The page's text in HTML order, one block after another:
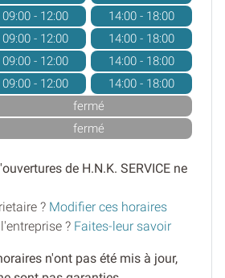
09:00 - 12:00
14:00 - 18:00
09:00 - 12:00
14:00 - 18:00
09:00 - 12:00
14:00 - 18:00
09:00 - 12:00
14:00 - 18:00
fermé
fermé
de H.N.K. SERVICE ne
? Modifier ces horaires
? Faites-leur savoir
n'ont pas été mis à jour,